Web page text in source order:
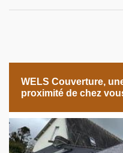
WELS Couverture,
proximité de chez